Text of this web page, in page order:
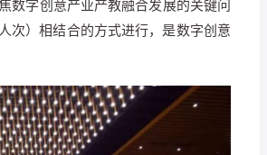
数字创意产业产教融合发展的关键问
次）相结合的方式进行，是数字创意